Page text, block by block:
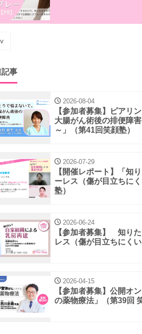
記事
2026-08-04
【参加者募集】ピアリ
大腸がん術後の排便障
～」（第41回笑顔塾）
2026-07-29
【開催レポート】「知
ーレス（傷が目立ちに
塾）
2026-06-24
【参加者募集】 知り
レス（傷が目立ちにく
2026-04-15
【参加者募集】公開オ
の薬物療法」（第39回